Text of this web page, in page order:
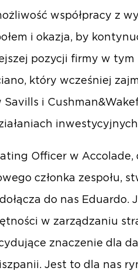
współpracy z
i okazja, by
pozycji firmy w tym
który wcześniej
i
Officer w Accolade,
członka zespołu,
do nas Eduardo.
w zarządzaniu
znaczenie dla
Jest to dla nas